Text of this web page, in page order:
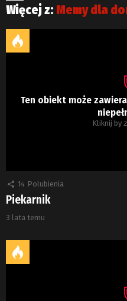
Więcej z: Memy dla
Ten obiekt może
Kliknij by
14 Polubienia
Piekarnik
3 lata temu